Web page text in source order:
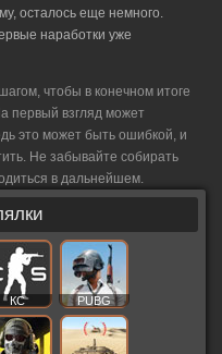
осталось еще немного.
наработки уже
чтобы в конечном итоге
первый взгляд может
это может быть ошибкой, и
Не забывайте собирать
в дальнейшем.
КС PUBG